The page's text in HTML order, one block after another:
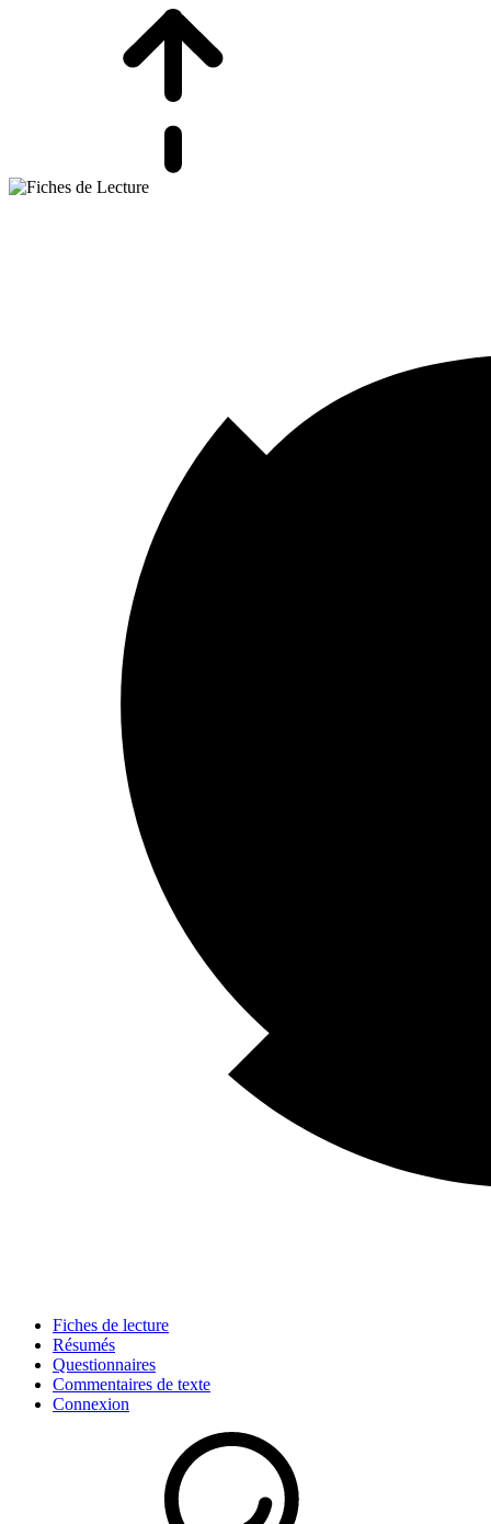
Fiches de lecture
Résumés
Questionnaires
Commentaires de texte
Connexion